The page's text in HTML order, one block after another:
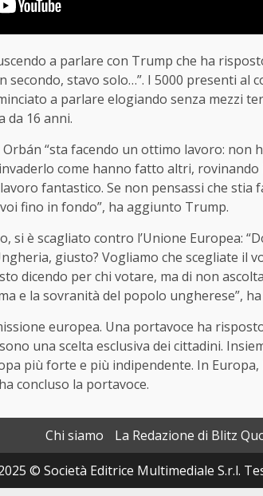
a parlare con Trump che ha
secondo, stavo solo…”. I 5000 presenti al
a parlare elogiando senza mezzi
da 16 anni.
“sta facendo un ottimo lavoro: non
come hanno fatto altri,
fantastico. Se non pensassi che
fino in fondo”, ha aggiunto Trump.
si è scagliato contro l’Unione Europea:
giusto? Vogliamo che scegliate il
dicendo per chi votare, ma di non
e la sovranità del popolo ungherese”,
europea. Una portavoce ha
una scelta esclusiva dei cittadini.
più forte e più indipendente. In
concluso la portavoce.
Chi siamo La Redazione di Blitz
© Società Editrice Multimediale S.r.l.